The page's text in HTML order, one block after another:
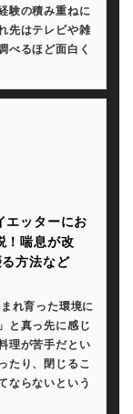
験の積み重ねに
先はテレビや雑
べるほど面白く
エッターにお
！喘息が改
方法など
れ育った環境に
と真っ先に感じ
理が苦手だとい
たり、閉じるこ
ならないという